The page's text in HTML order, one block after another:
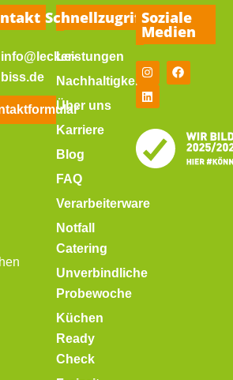
info@lecker-
biss.de
Schnellzugriff
Leistungen
Nachhaltigkeit
Über uns
Karriere
Blog
FAQ
Verarbeiterware
Notfall
Catering
Unverbindliche
Probewoche
Küchen
Ready
Check
Soziale
Medien